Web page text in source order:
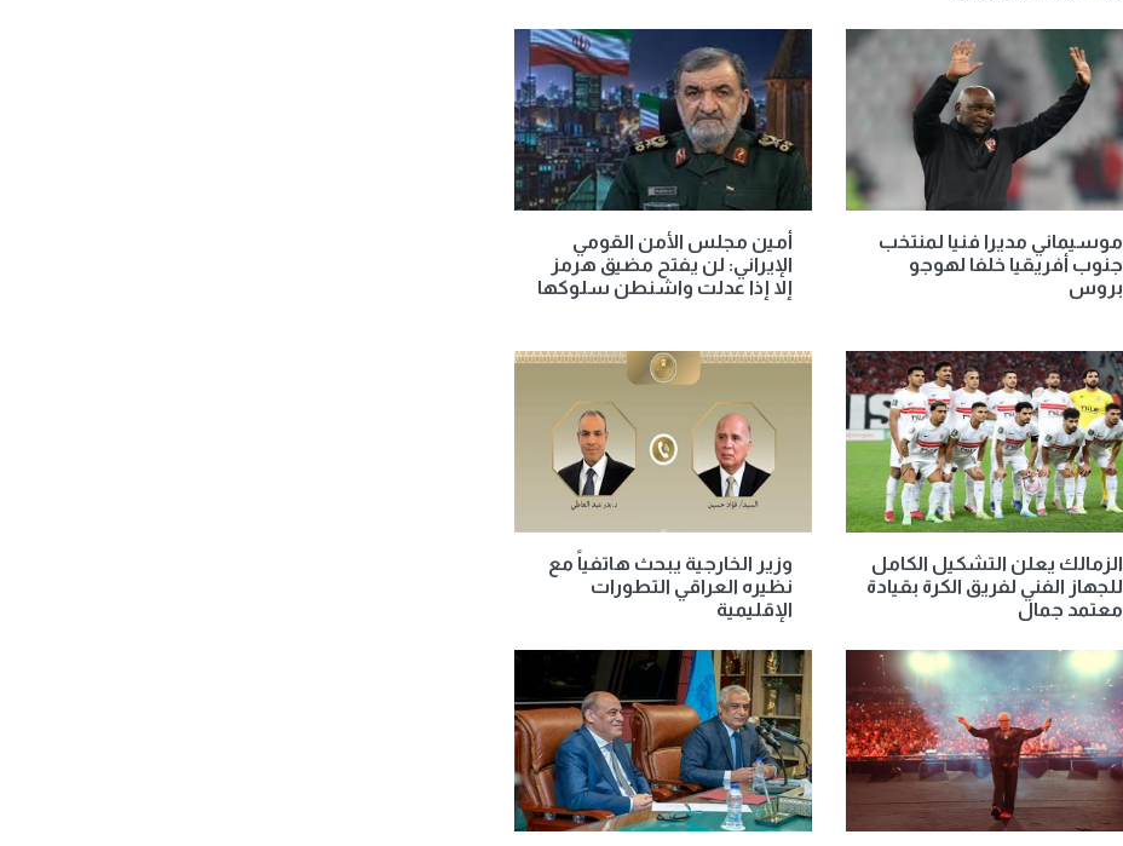
موسيماني مديرا فنيا لمنتخب
جنوب أفريقيا خلفا لهوجو
بروس
أمين مجلس الأمن القومي
الإيراني: لن يفتح مضيق هرمز
إلا إذا عدلت واشنطن سلوكها
الزمالك يعلن التشكيل الكامل
للجهاز الفني لفريق الكرة بقيادة
معتمد جمال
وزير الخارجية يبحث هاتفياً مع
نظيره العراقي التطورات
الإقليمية